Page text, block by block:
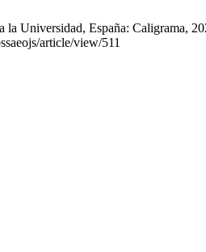
la Universidad, España:
article/view/511